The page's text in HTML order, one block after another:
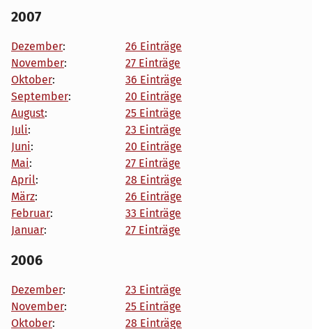
2007
Dezember:
26 Einträge
November:
27 Einträge
Oktober:
36 Einträge
September:
20 Einträge
August:
25 Einträge
Juli:
23 Einträge
Juni:
20 Einträge
Mai:
27 Einträge
April:
28 Einträge
März:
26 Einträge
Februar:
33 Einträge
Januar: 27 Einträge
2006
Dezember:
23 Einträge
November:
25 Einträge
Oktober:
28 Einträge